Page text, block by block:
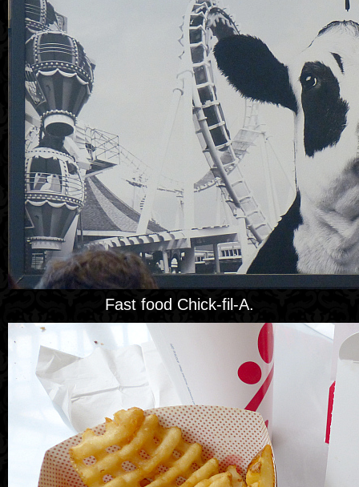
Fast food Chick-fil-A.